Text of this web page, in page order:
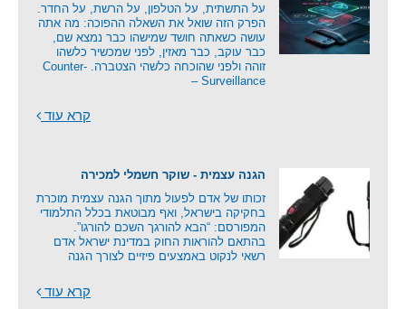
על התשתית, על הטלפון, על הרשת, על החדר.
הפרק הזה שואל את השאלה ההפוכה: מה אתה
עושה כשאתה חושד שמישהו כבר נמצא שם,
כבר עוקב, כבר מאזין, לפני שמכשיר כלשהו
זוהה ולפני שהוכחה כלשהי הצטברה. Counter-
Surveillance –
קרא עוד
הגנה עצמית - שוקר חשמלי למכירה
זכותו של אדם לפעול מתוך הגנה עצמית מוכרת
בחקיקה בישראל, ואף מבוטאת בכלל התלמודי
המפורסם: “הבא להורגך השכם להורגו”.
בהתאם להוראות החוק במדינת ישראל אדם
רשאי לנקוט באמצעים פיזיים לצורך הגנה
קרא עוד